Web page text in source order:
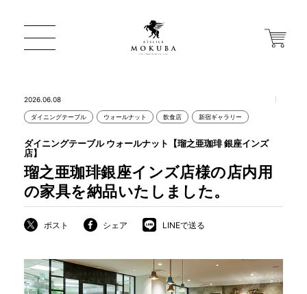
店舗から探す
一枚板 ATELIER MOKUBA HOME
MOKUBA について
2026.06.08
ダイニングテーブル ウォールナット 飲食店 新宿ギャラリー
瑠之亜珈琲銀座インズ店様の店内用
の家具を納品いたしました。
ダイニングテーブル ウォールナット【瑠之亜珈琲 銀座インズ
店】
ポスト シェア LINEで送る